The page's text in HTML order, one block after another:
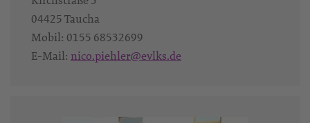
04425Taucha
Mobil: 0155 68532699
E-Mail: nico.piehler@evlks.de